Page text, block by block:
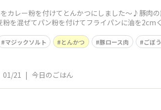
カレー粉を付けてとんかつにしました〜♪豚肉
を混ぜてパン粉を付けてフライパンに油を2cm
マジックソルト とんかつ 豚ロース肉 ごぼ
01/21 | 今日のごはん